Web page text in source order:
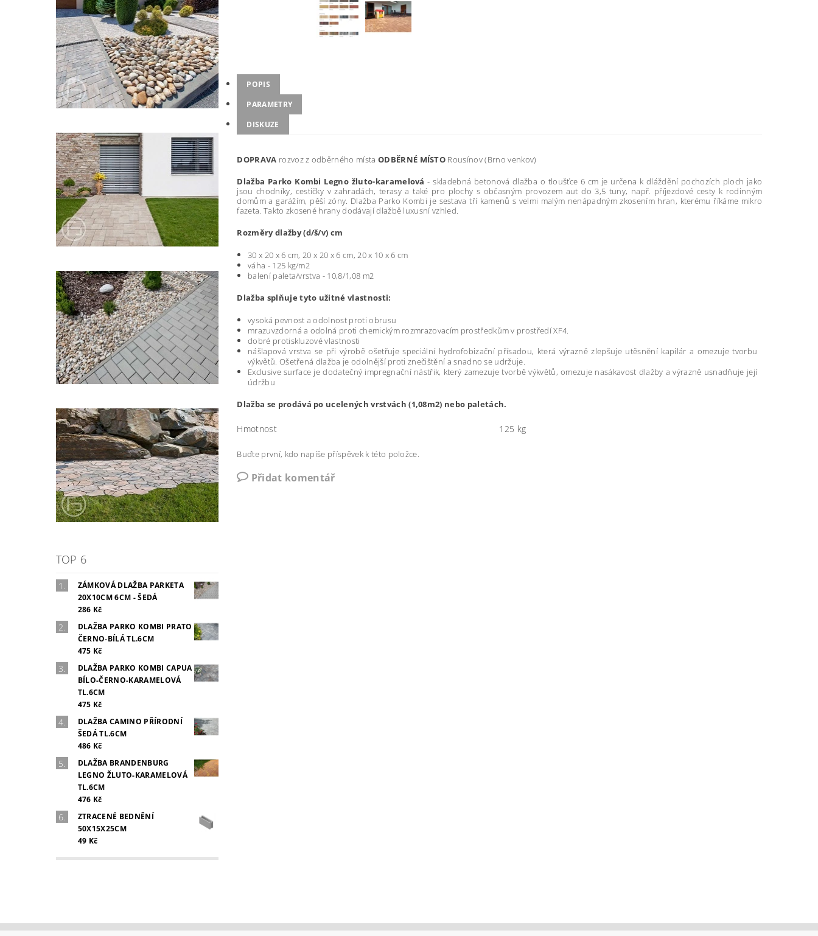
TOP 6
ZÁMKOVÁ DLAŽBA PARKETA
20X10CM 6CM - ŠEDÁ
286 Kč
DLAŽBA PARKO KOMBI PRATO
ČERNO-BÍLÁ TL.6CM
475 Kč
DLAŽBA PARKO KOMBI CAPUA
BÍLO-ČERNO-KARAMELOVÁ
TL.6CM
475 Kč
DLAŽBA CAMINO PŘÍRODNÍ
ŠEDÁ TL.6CM
486 Kč
DLAŽBA BRANDENBURG
LEGNO ŽLUTO-KARAMELOVÁ
TL.6CM
476 Kč
ZTRACENÉ BEDNĚNÍ
50X15X25CM
49 Kč
POPIS
PARAMETRY
DISKUZE
DOPRAVA rozvoz z odběrného místa ODBĚRNÉ MÍSTO Rousínov (Brno venkov)
Dlažba Parko Kombi Legno žluto-karamelová -skladebná betonová dlažba o tloušťce 6 cm je určena k dláždění pochozích ploch jako
jsou chodníky, cestičky v zahradách, terasy a také pro plochy s občasným provozem aut do 3,5 tuny, např. příjezdové cesty k rodinným
domům a garážím, pěší zóny. Dlažba Parko Kombi je sestava tří kamenů s velmi malým nenápadným zkosením hran, kterému říkáme mikro
fazeta. Takto zkosené hrany dodávají dlažbě luxusní vzhled.
Rozměry dlažby(d/š/v) cm
30 x 20 x 6 cm,20 x 20 x 6 cm,20 x 10 x 6 cm
váha - 125 kg/m2
balení paleta/vrstva - 10,8/1,08 m2
Dlažba splňuje tyto užitné vlastnosti:
vysoká pevnost a odolnost proti obrusu
mrazuvzdorná a odolná proti chemickým rozmrazovacím prostředkům v prostředí XF4.
dobré protiskluzové vlastnosti
nášlapová vrstva se při výrobě ošetřuje speciální hydrofobizační přísadou, která výrazně zlepšuje utěsnění kapilár a omezuje tvorbu
výkvětů. Ošetřená dlažba je odolnější proti znečištění a snadno se udržuje.
Exclusive surface je dodatečný impregnační nástřik, který zamezuje tvorbě výkvětů, omezuje nasákavost dlažby a výrazně usnadňuje její
údržbu
Dlažba se prodává po ucelených vrstvách (1,08m2) nebo paletách.
Hmotnost 125 kg
Buďte první, kdo napíše příspěvek k této položce.
Přidat komentář